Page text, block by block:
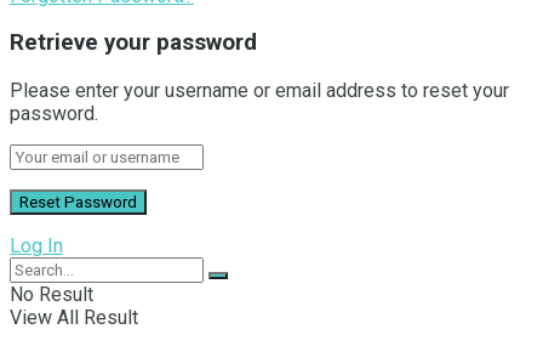
Retrieve your password
Please enter your username or email address to reset your
password.
Log In
No Result
View All Result